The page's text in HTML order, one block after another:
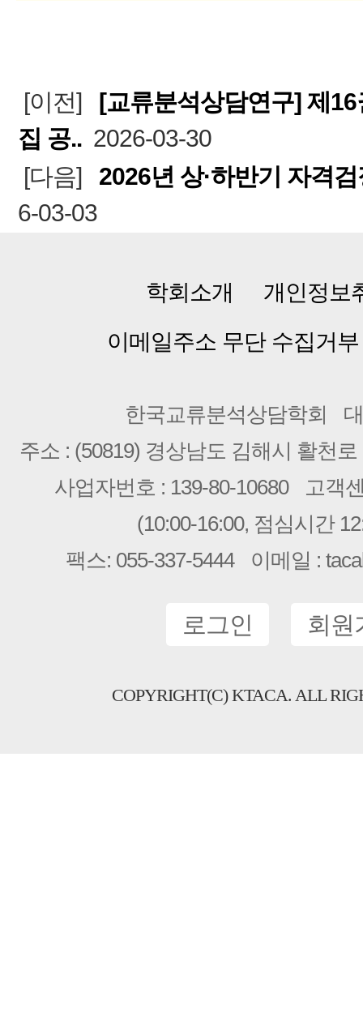
[이전] [교류분석상담연구] 제
집 공.. 2026-03-30
[다음] 2026년 상·하반기 자격
6-03-03
학회소개
개인정보
이메일주소 무단 수집거부
한국교류분석상담학회
주소 : (50819) 경상남도 김해시 활천
사업자번호 : 139-80-10680
고객
(10:00-16:00, 점심시간
팩스: 055-337-5444
이메일 :
로그인 회원
COPYRIGHT(C) KTACA. ALL